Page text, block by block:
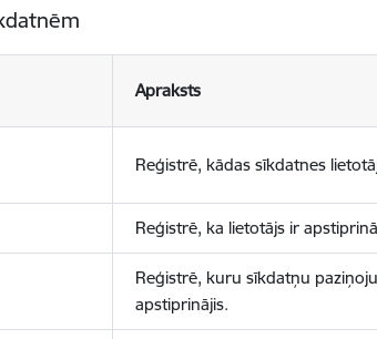
Apraksts
Reģistrē, kādas sīkdatnes
Reģistrē, ka lietotājs ir
Reģistrē, kuru sīkdatņu
apstiprinājis.